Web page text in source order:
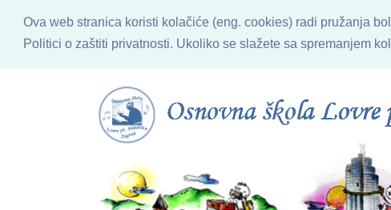
Ova web stranica koristi kolačiće (eng. cookies) radi pružanja
Politici o zaštiti privatnosti. Ukoliko se slažete sa spremanjem